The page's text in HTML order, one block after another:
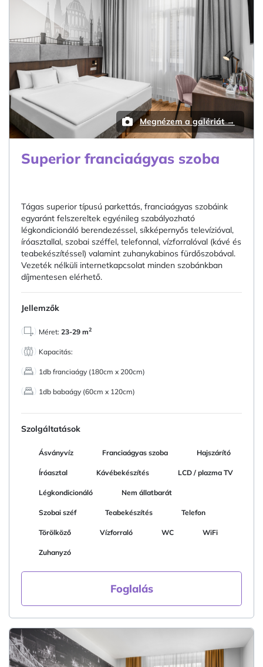
Megnézem a galériát →
Superior franciaágyas szoba
Tágas superior típusú parkettás, franciaágyas szobáink
egyaránt felszereltek egyénileg szabályozható
légkondicionáló berendezéssel, síkképernyős televízióval,
íróasztallal, szobai széffel, telefonnal, vízforralóval (kávé és
teabekészítéssel) valamint zuhanykabinos fürdőszobával.
Vezeték nélküli internetkapcsolat minden szobánkban
díjmentesen elérhető.
Jellemzők
Méret: 23-29 m2
Kapacitás:
1db franciaágy (180cm x 200cm)
1db babaágy (60cm x 120cm)
Szolgáltatások
Ásványvíz Franciaágyas szoba Hajszárító
Íróasztal Kávébekészítés LCD / plazma TV
Légkondicionáló Nem állatbarát
Szobai széf Teabekészítés Telefon
Törölköző Vízforraló WC WiFi
Zuhanyzó
Foglalás